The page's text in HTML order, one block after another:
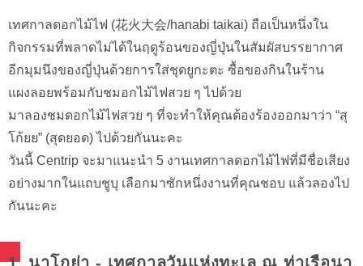
เทศกาลดอกไม้ไฟ (花火大会/hanabi taikai) ถือเป็นหนึ่งใน
กิจกรรมที่พลาดไม่ได้ในฤดูร้อนของญี่ปุ่นในสัมผัสบรรยากาศ
อีกมุมนึงของญี่ปุ่นด้วยการใส่ชุดยูกะตะ ซื้อของกินในร้าน
แผงลอยพร้อมกับชมอกไม้ไฟสวย ๆ ไปด้วย
มาลองชมดอกไม้ไฟสวย ๆ ที่จะทำให้คุณต้องร้องออกมาว่า “สุ
โก้ยย” (สุดยอด) ไปด้วยกันนะคะ
วันนี้ Centrip จะมาแนะนำ 5 งานเทศกาลดอกไม้ไฟที่มีชื่อเสียง
อย่างมากในแถบชูบุ เลือกมาซักหนึ่งงานที่คุณชอบ แล้วลองไป
กันนะคะ